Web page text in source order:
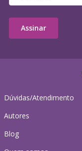
Dúvidas/Atendimento
Autores
Blog
Assinar